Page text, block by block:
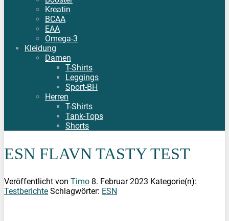
Kreatin
BCAA
EAA
Omega-3
Kleidung
Damen
T-Shirts
Leggings
Sport-BH
Herren
T-Shirts
Tank-Tops
Shorts
ESN FLAVN TASTY TEST
Veröffentlicht von Timo 8. Februar 2023 Kategorie(n):
Testberichte Schlagwörter: ESN